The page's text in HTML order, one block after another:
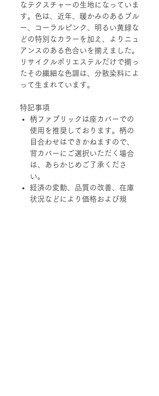
なテクスチャーの生地になっていま
す。色は、近年、暖かみのあるブル
ー、コーラルピンク、明るい黄緑な
どの特別なカラーを加え、よりニュ
アンスのある色合いを揃えました。
リサイクルポリエステルだけで揃っ
たその繊細な色調は、分散染料によ
って生まれています。
特記事項
柄ファブリックは座カバーでの
使用を推奨しております。柄の
目合わせはできかねますので、
背カバーにご選択いただく場合
は、あらかじめご了承くださ
い。
経済の変動、品質の改善、在庫
状況などにより価格および規